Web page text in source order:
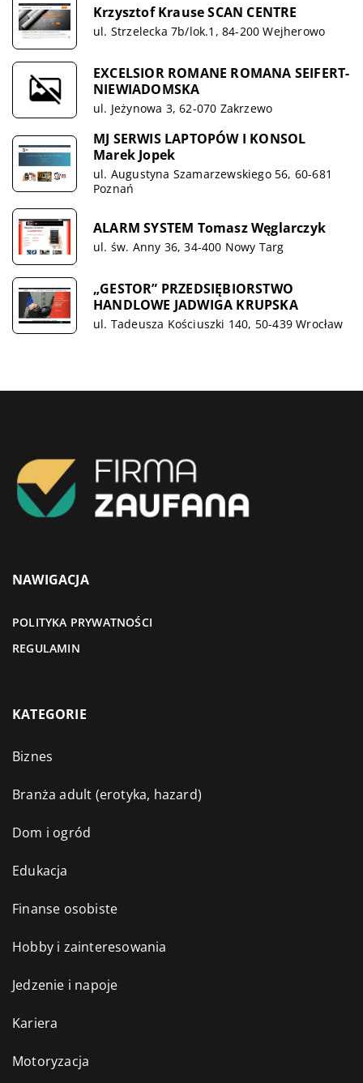
Krzysztof Krause SCAN CENTRE
ul. Strzelecka 7b/lok.1, 84-200 Wejherowo
EXCELSIOR ROMANE ROMANA SEIFERT-
NIEWIADOMSKA
ul. Jeżynowa 3, 62-070 Zakrzewo
MJ SERWIS LAPTOPÓW I KONSOL
Marek Jopek
ul. Augustyna Szamarzewskiego 56, 60-681
Poznań
ALARM SYSTEM Tomasz Węglarczyk
ul. św. Anny 36, 34-400 Nowy Targ
„GESTOR” PRZEDSIĘBIORSTWO
HANDLOWE JADWIGA KRUPSKA
ul. Tadeusza Kościuszki 140, 50-439 Wrocław
NAWIGACJA
POLITYKA PRYWATNOŚCI
REGULAMIN
KATEGORIE
Biznes
Branża adult (erotyka, hazard)
Dom i ogród
Edukacja
Finanse osobiste
Hobby i zainteresowania
Jedzenie i napoje
Kariera
Motoryzacja